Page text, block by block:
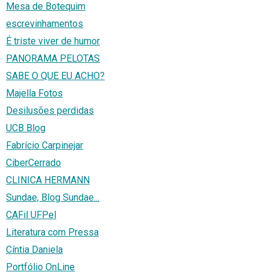
Mesa de Botequim
escrevinhamentos
É triste viver de humor
PANORAMA PELOTAS
SABE O QUE EU ACHO?
Majella Fotos
Desilusões perdidas
UCB Blog
Fabrício Carpinejar
CiberCerrado
CLINICA HERMANN
Sundae, Blog Sundae...
CAFil UFPel
Literatura com Pressa
Cíntia Daniela
Portfólio OnLine